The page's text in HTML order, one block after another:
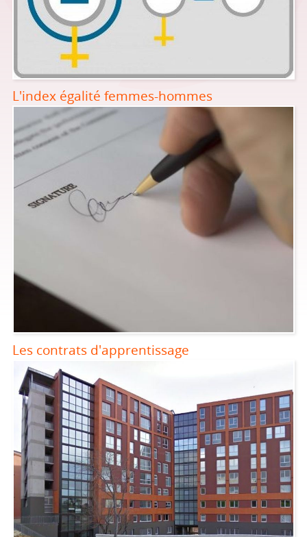
L'index égalité femmes-hommes
Les contrats d'apprentissage